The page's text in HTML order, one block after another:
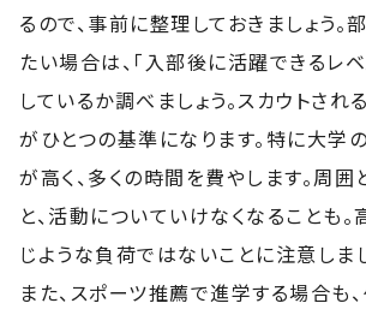
るので、事前に整理しておきましょう
たい場合は、「入部後に活躍できるレ
しているか調べましょう。スカウトされ
がひとつの基準になります。特に大学
が高く、多くの時間を費やします。周
と、活動についていけなくなることも
じような負荷ではないことに注意しまし
また、スポーツ推薦で進学する場合も